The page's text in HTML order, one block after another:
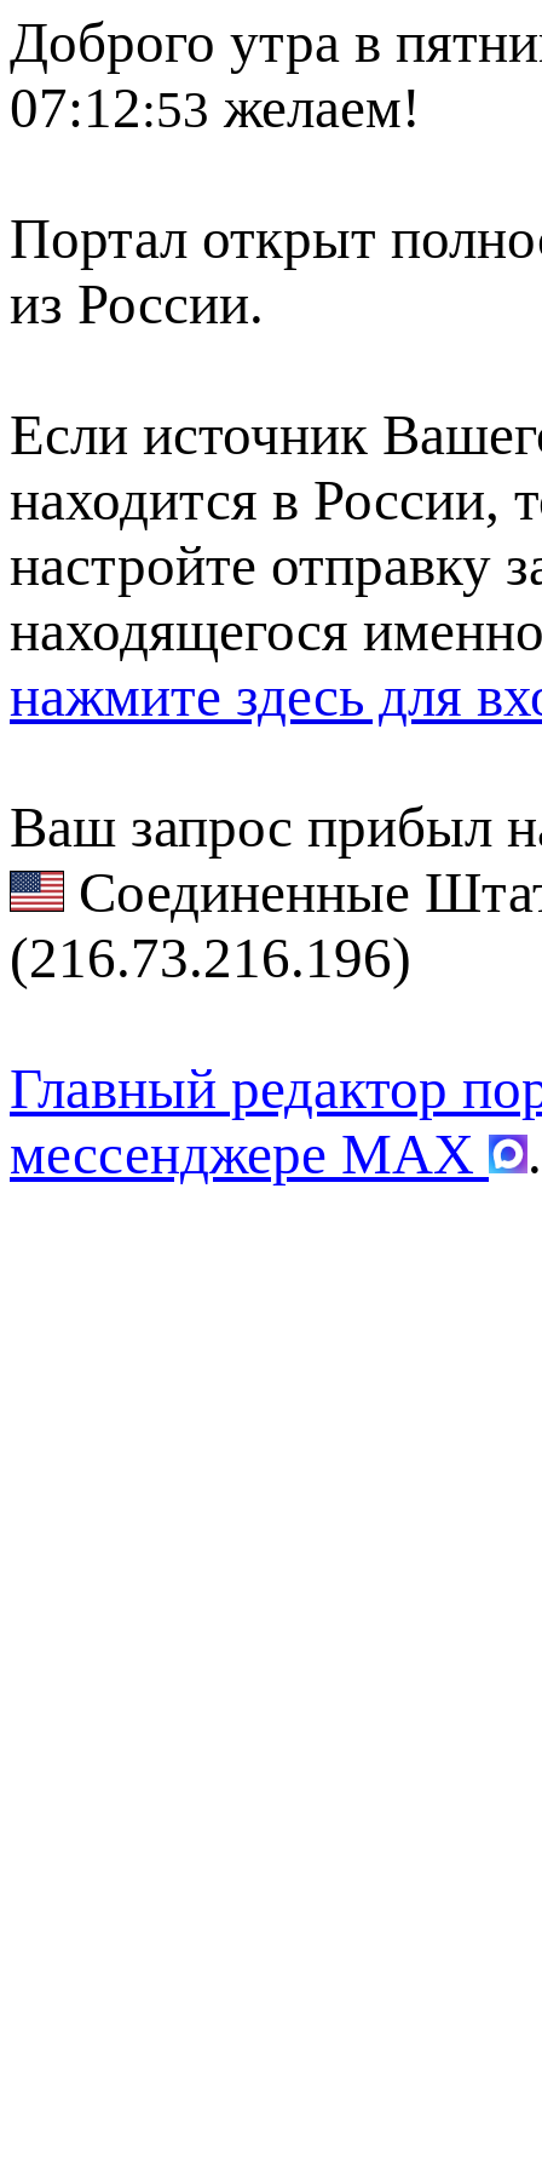
Доброго утра в
07:12:53 желаем!
Портал открыт
из России.
Если источник
находится в России,
настройте отправку
находящегося
нажмите здесь для
Ваш запрос прибыл
Соединенные
(216.73.216.196)
Главный редактор
мессенджере MAX
.